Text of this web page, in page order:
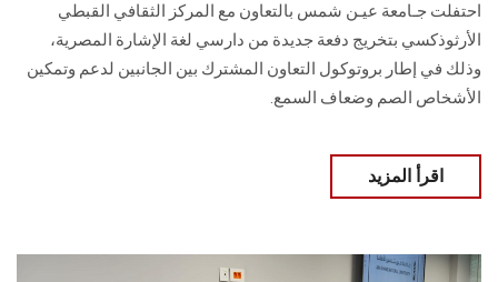
احتفلت جـامعة عيـن شمس بالتعاون مع المركز الثقافي القبطي
الأرثوذكسي بتخريج دفعة جديدة من دارسي لغة الإشارة المصرية،
وذلك في إطار بروتوكول التعاون المشترك بين الجانبين لدعم وتمكين
الأشخاص الصم وضعاف السمع.
اقرأ المزيد